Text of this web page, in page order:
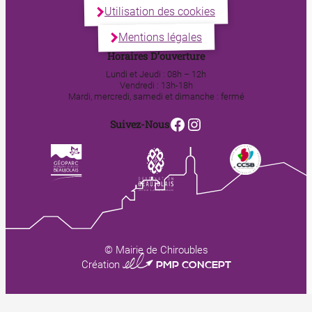
Utilisation des cookies
Mentions légales
Horaires D’ouverture
Lundi et Jeudi : 08h – 12h
Vendredi : 13h-18h
Mardi, mercredi, samedi et dimanche : fermé
Suivez-NousFacebook
Instagram
© Mairie de Chiroubles
Création 0123 PMP CONCEPT